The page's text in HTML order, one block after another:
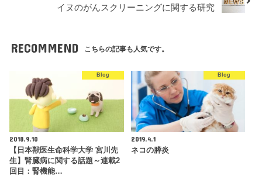
イヌのがんスクリーニングに関する研究
RECOMMEND こちらの記事も人気です。
Blog
2018.9.10
【日本獣医生命科学大学 宮川先
生】腎臓病に関する話題～連載2
回目：腎機能…
Blog
2019.4.1
ネコの膵炎